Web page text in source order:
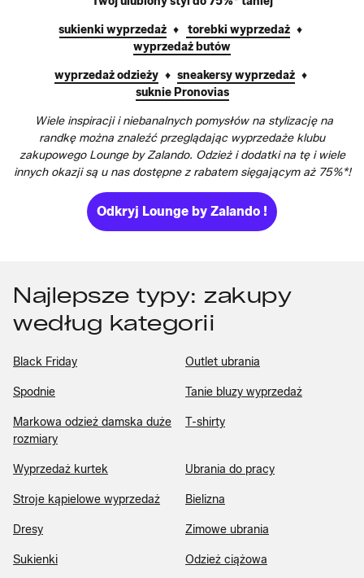
sukienki wyprzedaż ♦ torebki wyprzedaż ♦
wyprzedaż butów
wyprzedaż odzieży♦ sneakersy wyprzedaż♦
suknie Pronovias
Wiele inspiracji i niebanalnych pomysłów na stylizację na
randkę można znaleźć przeglądając wyprzedaże klubu
zakupowego Lounge by Zalando. Odzież i dodatki na tę i wiele
innych okazji są u nas dostępne z rabatem sięgającym aż 75%*!
Odkryj Lounge by Zalando !
Najlepsze typy: zakupy
według kategorii
Black Friday Outlet ubrania
Spodnie Tanie bluzy wyprzedaż
Markowa odzież damska duże
rozmiary
T-shirty
Wyprzedaż kurtek Ubrania do pracy
Stroje kąpielowe wyprzedaż Bielizna
Dresy Zimowe ubrania
Sukienki Odzież ciążowa